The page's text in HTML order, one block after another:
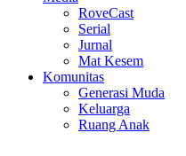
RoveCast
Serial
Jurnal
Mat Kesem
Komunitas
Generasi Muda
Keluarga
Ruang Anak